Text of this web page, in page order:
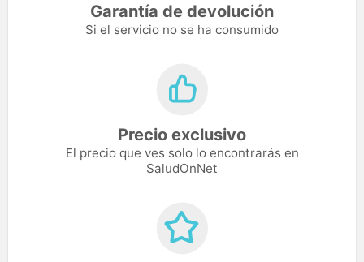
Garantía de devolución
Si el servicio no se ha consumido
Precio exclusivo
El precio que ves solo lo encontrarás en
SaludOnNet